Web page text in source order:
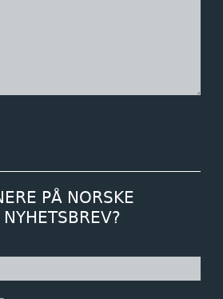
PÅ NORSKE
NYHETSBREV?